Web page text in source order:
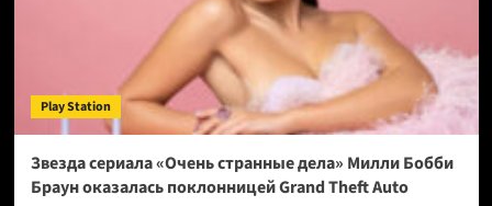
подготовки.
Рецензия
Play Station
Звезда сериала «Очень странные дела» Милли Бобби
Браун оказалась поклонницей Grand Theft Auto